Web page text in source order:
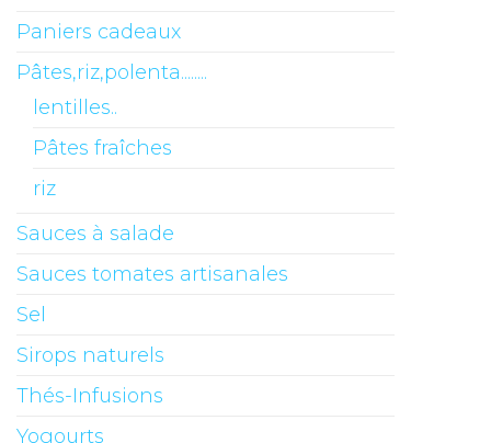
Paniers cadeaux
Pâtes,riz,polenta........
lentilles..
Pâtes fraîches
riz
Sauces à salade
Sauces tomates artisanales
Sel
Sirops naturels
Thés-Infusions
Yogourts